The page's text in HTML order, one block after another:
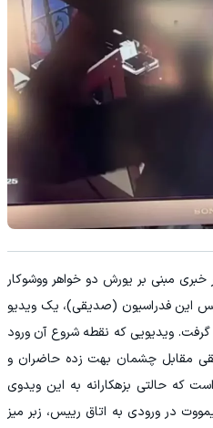
مبنی بر یورش دو خواهر ووشوکار
این فدراسیون (صدیقی)، یک ویدیو
گرفت. ویدیویی که نقطه شروع آن ورود
مقابل چشمان بهت زده حاضران و
که حالتی بزهکارانه به این ویدوی
در ورودی به اتاق رییس، زبر میز